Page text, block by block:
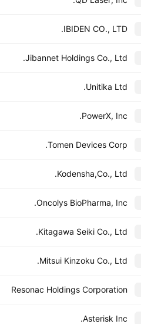
IBIDEN CO., LTD.
Jibannet Holdings Co., Ltd.
Unitika Ltd.
PowerX, Inc.
Tomen Devices Corp.
Kodensha,Co., Ltd.
Oncolys BioPharma, Inc.
Kitagawa Seiki Co., Ltd.
Mitsui Kinzoku Co., Ltd.
Resonac Holdings Corporation
Asterisk Inc.